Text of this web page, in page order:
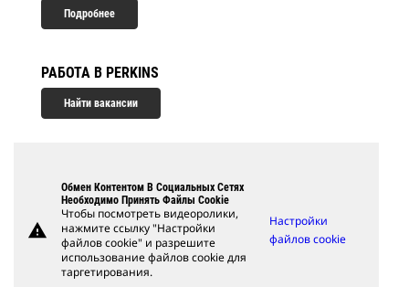
Подробнее
РАБОТА В PERKINS
Найти вакансии
warning
Обмен Контентом В Социальных Сетях
Необходимо Принять Файлы Cookie
Чтобы посмотреть видеоролики,
нажмите ссылку "Настройки
файлов cookie" и разрешите
использование файлов cookie для
таргетирования.
Настройки
файлов cookie